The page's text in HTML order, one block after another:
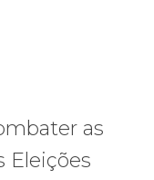
as
Eleições